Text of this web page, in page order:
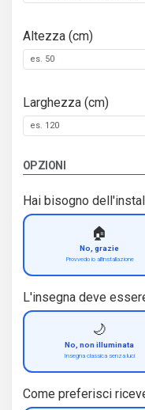
Altezza (cm)
Larghezza (cm)
OPZIONI
Hai bisogno
🏠
No, grazie
Provvedo io all'installazione
L'insegna deve
🌙
No, non illuminata
Insegna classica senza luci
Come preferisci